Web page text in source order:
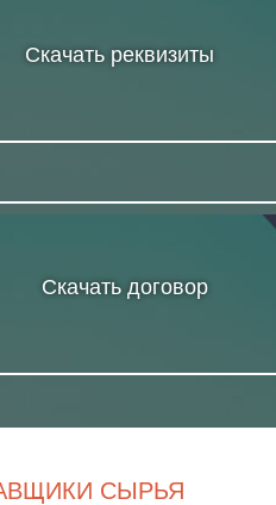
Скачать реквизиты
Скачать договор
СЫРЬЯ